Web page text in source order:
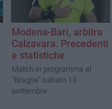
Modena-Bari, arbitra
Calzavara. Precedenti
e statistiche
Match in programma al
"Braglia" sabato 13
settembre